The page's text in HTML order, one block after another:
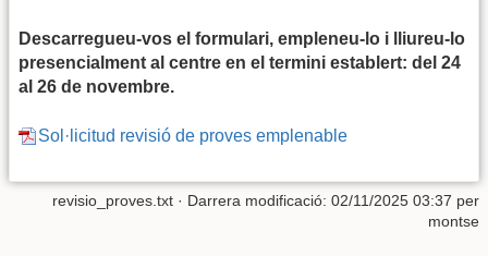
Descarregueu-vos el formulari, empleneu-lo i lliureu-lo
presencialment al centre en el termini establert: del 24
al 26 de novembre.
Sol·licitud revisió de proves emplenable
revisio_proves.txt · Darrera modificació: 02/11/2025 03:37 per
montse